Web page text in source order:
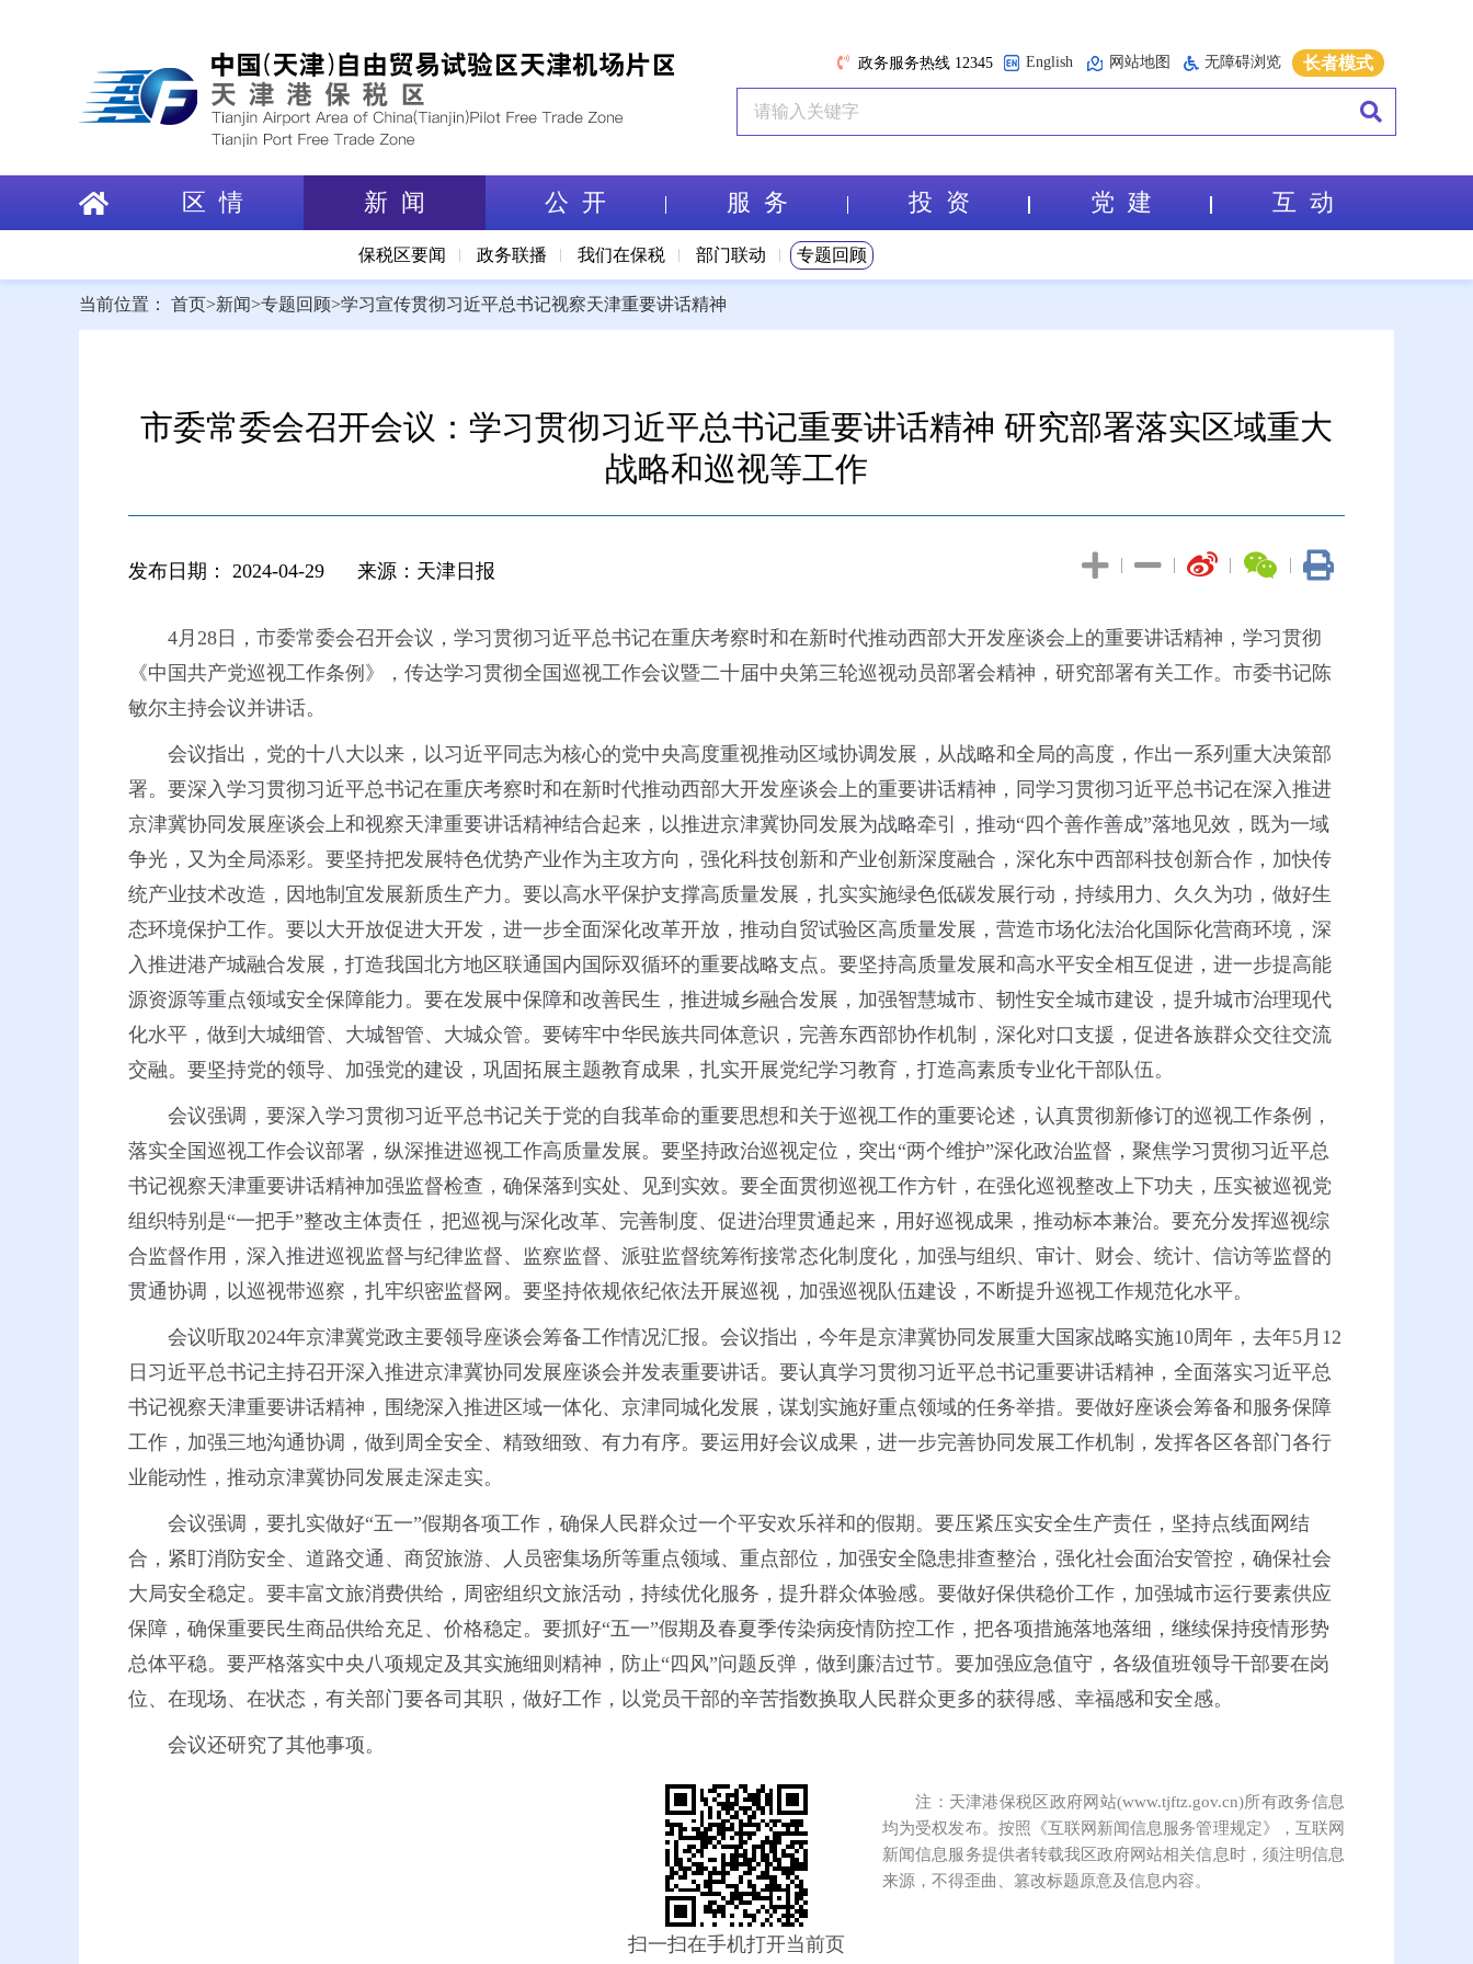
政务服务热线 12345 English 网站地图 无障碍浏览 长者模式
区 情 新 闻
保税区要闻 政务联播 我们在保税 部门联动 专题回顾
公 开 服 务 投 资 党 建 互 动
当前位置： 首页>新闻>专题回顾>学习宣传贯彻习近平总书记视察天津重要讲话精神
市委常委会召开会议：学习贯彻习近平总书记重要讲话精神 研究部署落实区域重大
战略和巡视等工作
发布日期： 2024-04-29 来源：天津日报 |
|
|
|
4月28日，市委常委会召开会议，学习贯彻习近平总书记在重庆考察时和在新时代推动西部大开发座谈会上的重要讲话精神，学习贯彻
《中国共产党巡视工作条例》，传达学习贯彻全国巡视工作会议暨二十届中央第三轮巡视动员部署会精神，研究部署有关工作。市委书记陈
敏尔主持会议并讲话。
会议指出，党的十八大以来，以习近平同志为核心的党中央高度重视推动区域协调发展，从战略和全局的高度，作出一系列重大决策部
署。要深入学习贯彻习近平总书记在重庆考察时和在新时代推动西部大开发座谈会上的重要讲话精神，同学习贯彻习近平总书记在深入推进
京津冀协同发展座谈会上和视察天津重要讲话精神结合起来，以推进京津冀协同发展为战略牵引，推动“四个善作善成”落地见效，既为一域
争光，又为全局添彩。要坚持把发展特色优势产业作为主攻方向，强化科技创新和产业创新深度融合，深化东中西部科技创新合作，加快传
统产业技术改造，因地制宜发展新质生产力。要以高水平保护支撑高质量发展，扎实实施绿色低碳发展行动，持续用力、久久为功，做好生
态环境保护工作。要以大开放促进大开发，进一步全面深化改革开放，推动自贸试验区高质量发展，营造市场化法治化国际化营商环境，深
入推进港产城融合发展，打造我国北方地区联通国内国际双循环的重要战略支点。要坚持高质量发展和高水平安全相互促进，进一步提高能
源资源等重点领域安全保障能力。要在发展中保障和改善民生，推进城乡融合发展，加强智慧城市、韧性安全城市建设，提升城市治理现代
化水平，做到大城细管、大城智管、大城众管。要铸牢中华民族共同体意识，完善东西部协作机制，深化对口支援，促进各族群众交往交流
交融。要坚持党的领导、加强党的建设，巩固拓展主题教育成果，扎实开展党纪学习教育，打造高素质专业化干部队伍。
会议强调，要深入学习贯彻习近平总书记关于党的自我革命的重要思想和关于巡视工作的重要论述，认真贯彻新修订的巡视工作条例，
落实全国巡视工作会议部署，纵深推进巡视工作高质量发展。要坚持政治巡视定位，突出“两个维护”深化政治监督，聚焦学习贯彻习近平总
书记视察天津重要讲话精神加强监督检查，确保落到实处、见到实效。要全面贯彻巡视工作方针，在强化巡视整改上下功夫，压实被巡视党
组织特别是“一把手”整改主体责任，把巡视与深化改革、完善制度、促进治理贯通起来，用好巡视成果，推动标本兼治。要充分发挥巡视综
合监督作用，深入推进巡视监督与纪律监督、监察监督、派驻监督统筹衔接常态化制度化，加强与组织、审计、财会、统计、信访等监督的
贯通协调，以巡视带巡察，扎牢织密监督网。要坚持依规依纪依法开展巡视，加强巡视队伍建设，不断提升巡视工作规范化水平。
会议听取2024年京津冀党政主要领导座谈会筹备工作情况汇报。会议指出，今年是京津冀协同发展重大国家战略实施10周年，去年5月12
日习近平总书记主持召开深入推进京津冀协同发展座谈会并发表重要讲话。要认真学习贯彻习近平总书记重要讲话精神，全面落实习近平总
书记视察天津重要讲话精神，围绕深入推进区域一体化、京津同城化发展，谋划实施好重点领域的任务举措。要做好座谈会筹备和服务保障
工作，加强三地沟通协调，做到周全安全、精致细致、有力有序。要运用好会议成果，进一步完善协同发展工作机制，发挥各区各部门各行
业能动性，推动京津冀协同发展走深走实。
会议强调，要扎实做好“五一”假期各项工作，确保人民群众过一个平安欢乐祥和的假期。要压紧压实安全生产责任，坚持点线面网结
合，紧盯消防安全、道路交通、商贸旅游、人员密集场所等重点领域、重点部位，加强安全隐患排查整治，强化社会面治安管控，确保社会
大局安全稳定。要丰富文旅消费供给，周密组织文旅活动，持续优化服务，提升群众体验感。要做好保供稳价工作，加强城市运行要素供应
保障，确保重要民生商品供给充足、价格稳定。要抓好“五一”假期及春夏季传染病疫情防控工作，把各项措施落地落细，继续保持疫情形势
总体平稳。要严格落实中央八项规定及其实施细则精神，防止“四风”问题反弹，做到廉洁过节。要加强应急值守，各级值班领导干部要在岗
位、在现场、在状态，有关部门要各司其职，做好工作，以党员干部的辛苦指数换取人民群众更多的获得感、幸福感和安全感。
会议还研究了其他事项。
扫一扫在手机打开当前页
注：天津港保税区政府网站(www.tjftz.gov.cn)所有政务信息
均为受权发布。按照《互联网新闻信息服务管理规定》，互联网
新闻信息服务提供者转载我区政府网站相关信息时，须注明信息
来源，不得歪曲、篡改标题原意及信息内容。